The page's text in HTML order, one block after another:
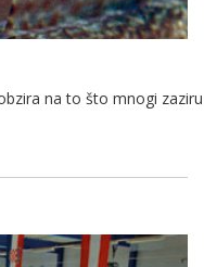
na to što mnogi zaziru